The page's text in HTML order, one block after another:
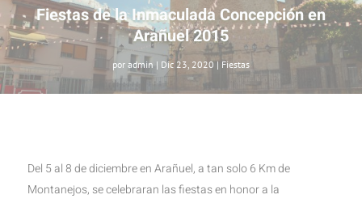
Fiestas de la Inmaculada Concepción en
Arañuel 2015
por admin | Dic 23, 2020 | Fiestas
Del 5 al 8 de diciembre en Arañuel, a tan solo 6 Km de
Montanejos, se celebraran las fiestas en honor a la